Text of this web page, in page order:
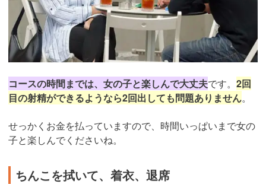
コースの時間までは、女の子と楽しんで大丈夫です。 2回
目の射精ができるようなら2回出しても問題ありません。
せっかくお金を払っていますので、時間いっぱいまで女の
子と楽しんでくださいね。
ちんこを拭いて、着衣、退席